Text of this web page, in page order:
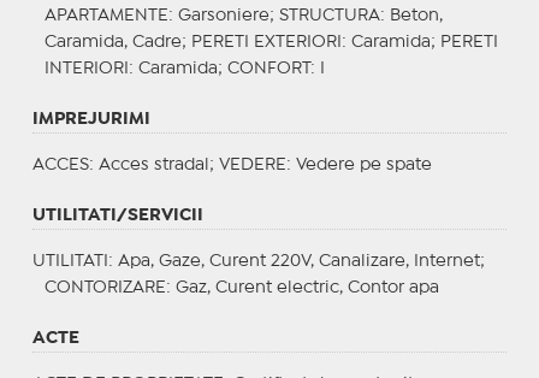
APARTAMENTE : Garsoniere; STRUCTURA: Beton,
Caramida, Cadre; PERETI EXTERIORI : Caramida; PERETI
INTERIORI : Caramida; CONFORT : I
IMPREJURIMI
ACCES: Acces stradal; VEDERE : Vedere pe spate
UTILITATI/SERVICII
UTILITATI : Apa, Gaze, Curent 220V, Canalizare, Internet;
CONTORIZARE : Gaz, Curent electric, Contor apa
ACTE